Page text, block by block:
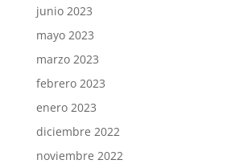
junio 2023
mayo 2023
marzo 2023
febrero 2023
enero 2023
diciembre 2022
noviembre 2022